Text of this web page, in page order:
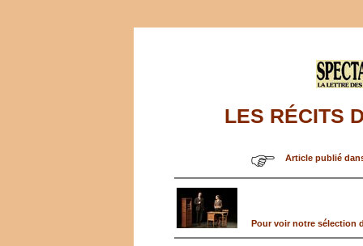
LES RÉCITS
Article publié
Pour voir notre sélection